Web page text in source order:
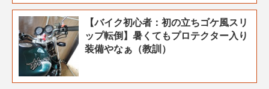
【バイク初心者：初の立ちゴケ風スリ
ップ転倒】暑くてもプロテクター入り
装備やなぁ（教訓）